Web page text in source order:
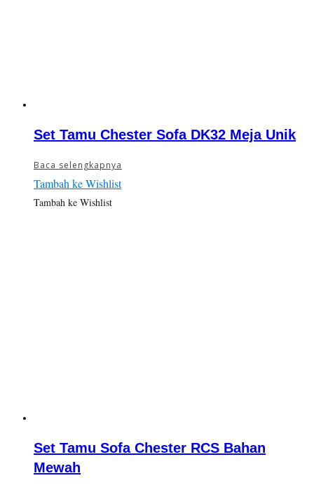
Set Tamu Chester Sofa DK32 Meja Unik
Baca selengkapnya
Tambah ke Wishlist
Tambah ke Wishlist
Set Tamu Sofa Chester RCS Bahan
Mewah